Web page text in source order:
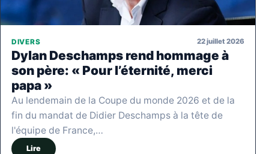
DIVERS 22 juillet 2026
Dylan Deschamps rend hommage à
son père: « Pour l’éternité, merci
papa »
Au lendemain de la Coupe du monde 2026 et de la
fin du mandat de Didier Deschamps à la tête de
l'équipe de France,…
Lire